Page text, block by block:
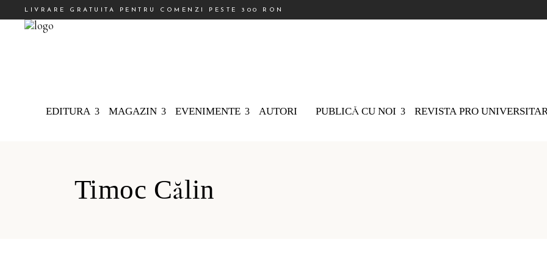
LIVRARE GRATUITA PENTRU COMENZI PESTE 300 RON
EDITURA MAGAZIN EVENIMENTE AUTORI PUBLICĂ CU NOI REVISTA PRO
Timoc Călin